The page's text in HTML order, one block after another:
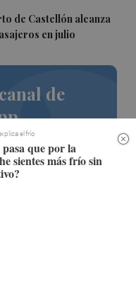
de Castellón alcanza
en julio
de
noticias
el frío
pasa que por la
sientes más frío sin